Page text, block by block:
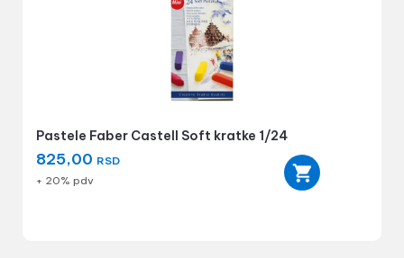
Pastele Faber Castell Soft kratke 1/24
825,00 RSD
+ 20% pdv